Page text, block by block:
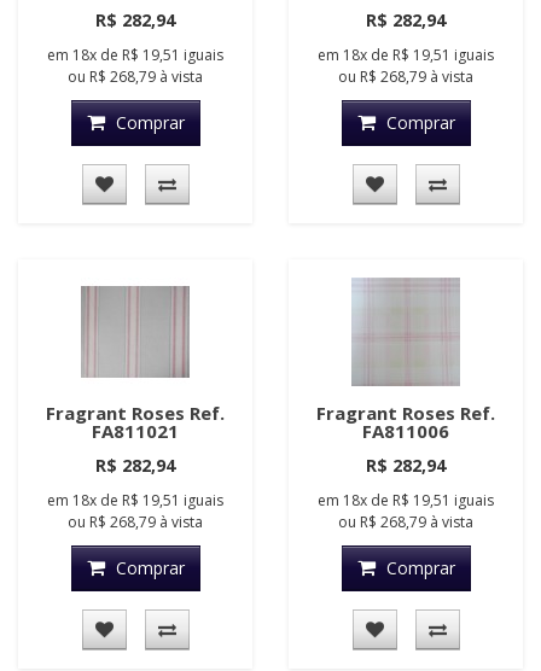
R$ 282,94
em 18x de R$ 19,51 iguais
ou R$ 268,79 à vista
Comprar
R$ 282,94
em 18x de R$ 19,51 iguais
ou R$ 268,79 à vista
Comprar
Fragrant Roses Ref.
FA811021
R$ 282,94
em 18x de R$ 19,51 iguais
ou R$ 268,79 à vista
Comprar
Fragrant Roses Ref.
FA811006
R$ 282,94
em 18x de R$ 19,51 iguais
ou R$ 268,79 à vista
Comprar